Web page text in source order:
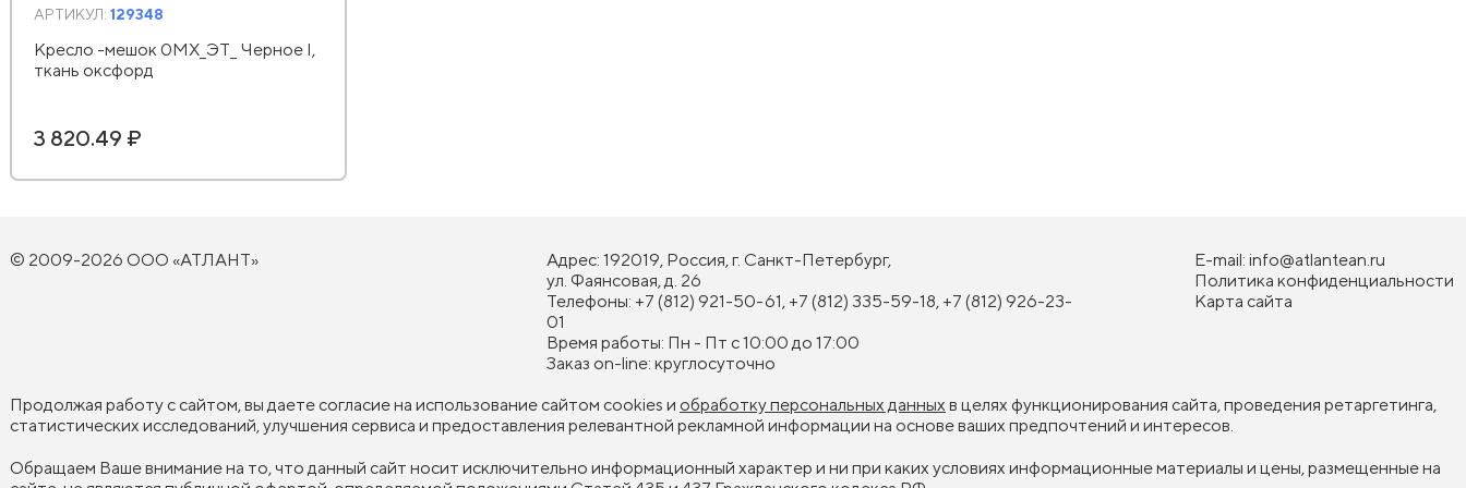
АРТИКУЛ: 129348
Кресло -мешок 0MX_ЭТ_ Черное I,
ткань оксфорд
3 820.49 ₽
© 2009-2026 ООО «АТЛАНТ»
Адрес: 192019, Россия, г. Санкт-Петербург,
ул. Фаянсовая, д. 26
Телефоны: +7 (812) 921-50-61, +7 (812) 335-59-18, +7 (812) 926-23-
01
Время работы: Пн - Пт с 10:00 до 17:00
Заказ on-line: круглосуточно
E-mail: info@atlantean.ru
Политика конфиденциальности
Карта сайта
Продолжая работу с сайтом, вы даете согласие на использование сайтом cookies и обработку персональных данных в целях функционирования сайта, проведения ретаргетинга,
статистических исследований, улучшения сервиса и предоставления релевантной рекламной информации на основе ваших предпочтений и интересов.
Обращаем Ваше внимание на то, что данный сайт носит исключительно информационный характер и ни при каких условиях информационные материалы и цены, размещенные на